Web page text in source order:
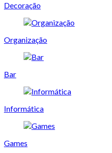
Decoração
Organização
Bar
Informática
Games